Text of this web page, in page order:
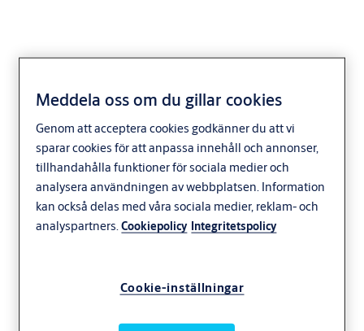
Meddela oss om du gillar cookies
Genom att acceptera cookies godkänner du att vi
sparar cookies för att anpassa innehåll och annonser,
tillhandahålla funktioner för sociala medier och
analysera användningen av webbplatsen. Information
kan också delas med våra sociala medier, reklam- och
analyspartners.Cookiepolicy Integritetspolicy
Cookie-inställningar